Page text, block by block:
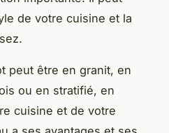
de votre cuisine et la
peut être en granit, en
ou en stratifié, en
cuisine et de votre